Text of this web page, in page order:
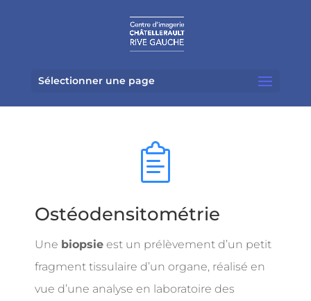
Sélectionner une page
Ostéodensitométrie
Une biopsie est un prélèvement d’un petit
fragment tissulaire d’un organe, réalisé en
vue d’une analyse en laboratoire des